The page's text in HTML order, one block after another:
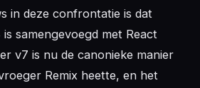
in deze confrontatie is dat
samengevoegd met React
v7 is nu de canonieke manier
Remix heette, en het